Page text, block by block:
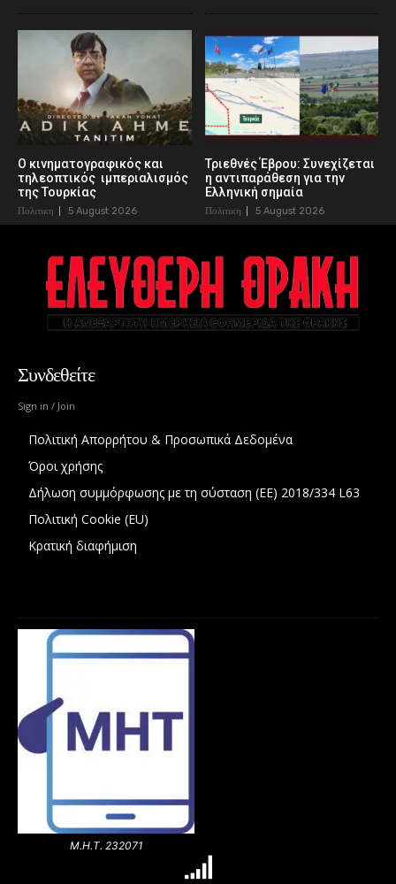
Ο κινηματογραφικός και
τηλεοπτικός ιμπεριαλισμός
της Τουρκίας
Πολιτικη 5 August 2026
Τριεθνές Έβρου: Συνεχίζεται
η αντιπαράθεση για την
Ελληνική σημαία
Πολιτικη 5 August 2026
Συνδεθείτε
Sign in / Join
Πολιτική Απορρήτου & Προσωπικά Δεδομένα
Όροι χρήσης
Δήλωση συμμόρφωσης με τη σύσταση (ΕΕ) 2018/334 L63
Πολιτική Cookie (EU)
Κρατική διαφήμιση
Μ.Η.Τ. 232071